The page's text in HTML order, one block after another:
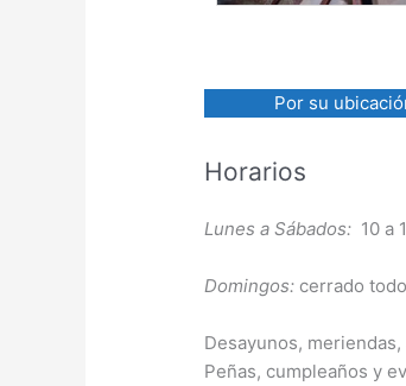
Por su
Horarios
Lunes a Sábados: 10 a
Domingos: cerrado
Desayunos,
Peñas, cumpleaños y